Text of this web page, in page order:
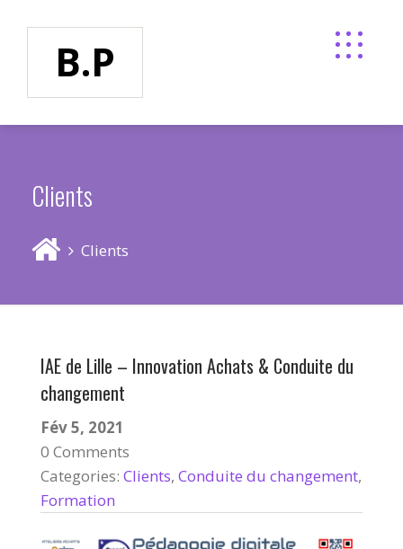
B.P
Clients
Clients
IAE de Lille – Innovation Achats & Conduite du
changement
Fév 5, 2021
0 Comments
Categories: Clients, Conduite du changement,
Formation